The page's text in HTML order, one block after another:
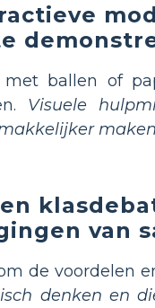
met ballen of
Visuele
van
de voordelen
denken en